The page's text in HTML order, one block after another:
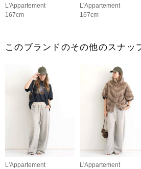
L'Appartement
167cm
L'Appartement
167cm
このブランドのその他のスナッ
L'Appartement
L'Appartement